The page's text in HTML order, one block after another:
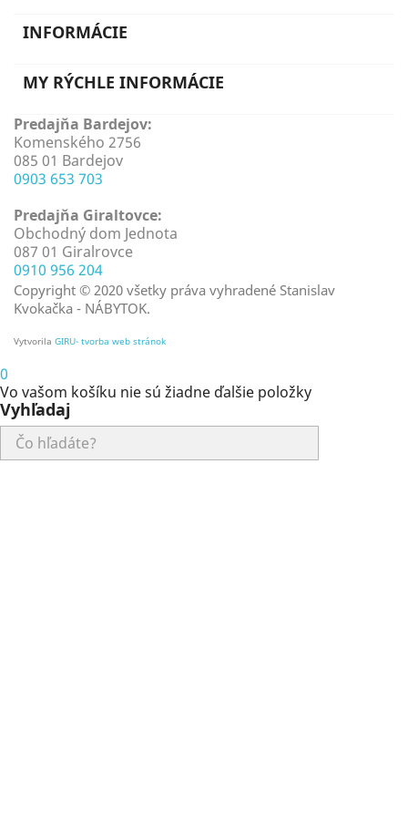
INFORMÁCIE
MY RÝCHLE INFORMÁCIE
Predajňa Bardejov:
Komenského 2756
085 01 Bardejov
0903 653 703
Predajňa Giraltovce:
Obchodný dom Jednota
087 01 Giralrovce
0910 956 204
Copyright © 2020 všetky práva vyhradené Stanislav
Kvokačka - NÁBYTOK.
Vytvorila GIRU- tvorba web stránok
0
Vo vašom košíku nie sú žiadne ďalšie položky
Vyhľadaj